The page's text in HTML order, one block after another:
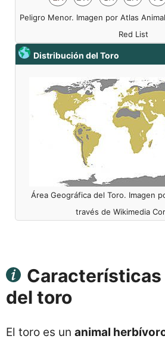
Peligro Menor. Imagen por Atlas
Red List
Distribución del Toro
Área Geográfica del Toro. Imagen
través de Wikimedia
del toro
El toro es un animal